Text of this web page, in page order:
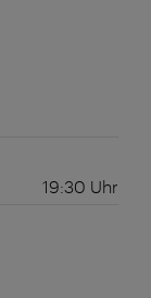
19:30 Uhr